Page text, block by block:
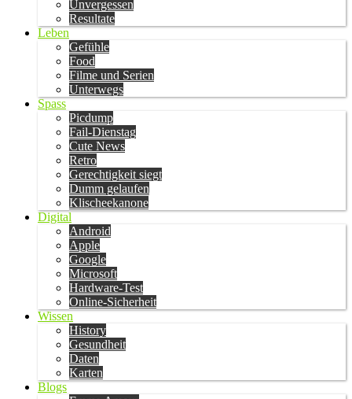
Unvergessen
Resultate
Leben
Gefühle
Food
Filme und Serien
Unterwegs
Spass
Picdump
Fail-Dienstag
Cute News
Retro
Gerechtigkeit siegt
Dumm gelaufen
Klischeekanone
Digital
Android
Apple
Google
Microsoft
Hardware-Test
Online-Sicherheit
Wissen
History
Gesundheit
Daten
Karten
Blogs